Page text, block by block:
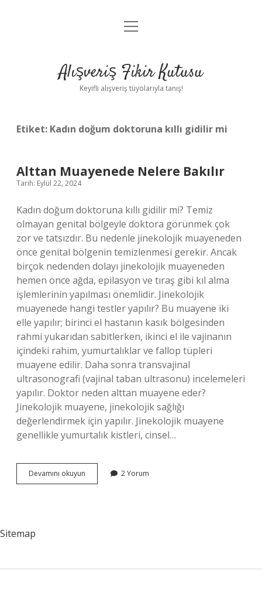
Anasayfa
Yasal Uyarı
menüyü
Alışveriş Fikir Kutusu
Keyifli alışveriş tüyolarıyla tanış!
Etiket: Kadın doğum doktoruna kıllı gidilir mi
Alttan Muayenede Nelere Bakılır
Tarih: Eylül 22, 2024
Kadın doğum doktoruna kıllı gidilir mi? Temiz
olmayan genital bölgeyle doktora görünmek çok
zor ve tatsızdır. Bu nedenle jinekolojik muayeneden
önce genital bölgenin temizlenmesi gerekir. Ancak
birçok nedenden dolayı jinekolojik muayeneden
hemen önce ağda, epilasyon ve tıraş gibi kıl alma
işlemlerinin yapılması önemlidir. Jinekolojik
muayenede hangi testler yapılır? Bu muayene iki
elle yapılır; birinci el hastanın kasık bölgesinden
rahmi yukarıdan sabitlerken, ikinci el ile vajinanın
içindeki rahim, yumurtalıklar ve fallop tüpleri
muayene edilir. Daha sonra transvajinal
ultrasonografi (vajinal taban ultrasonu) incelemeleri
yapılır. Doktor neden alttan muayene eder?
Jinekolojik muayene, jinekolojik sağlığı
değerlendirmek için yapılır. Jinekolojik muayene
genellikle yumurtalık kistleri, cinsel…
Devamını okuyun
Muayenede
2 Yorum
Sitemap